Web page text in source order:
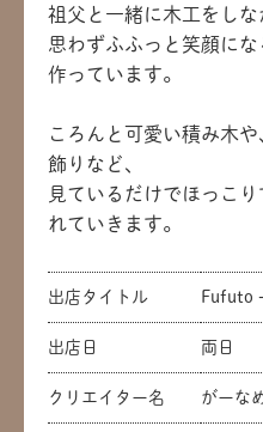
祖父と一緒に木工をしな
思わずふふっと笑顔に
作っています。
ころんと可愛い積み木
飾りなど、
見ているだけでほっこ
れていきます。
出店タイトル Fufuto
出店日 両日
クリエイター名 がーな